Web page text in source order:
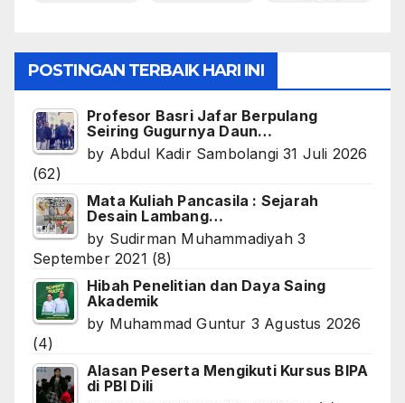
POSTINGAN TERBAIK HARI INI
Profesor Basri Jafar Berpulang
Seiring Gugurnya Daun…
by Abdul Kadir Sambolangi 31 Juli 2026
(62)
Mata Kuliah Pancasila : Sejarah
Desain Lambang…
by Sudirman Muhammadiyah 3
September 2021 (8)
Hibah Penelitian dan Daya Saing
Akademik
by Muhammad Guntur 3 Agustus 2026
(4)
Alasan Peserta Mengikuti Kursus BIPA
di PBI Dili